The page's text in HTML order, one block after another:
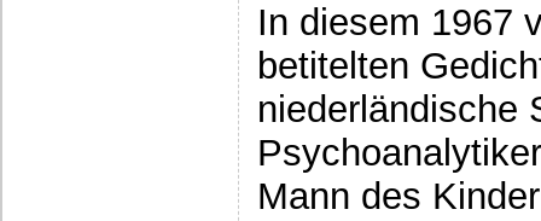
In diesem 1967
betitelten
niederländische
Mann des